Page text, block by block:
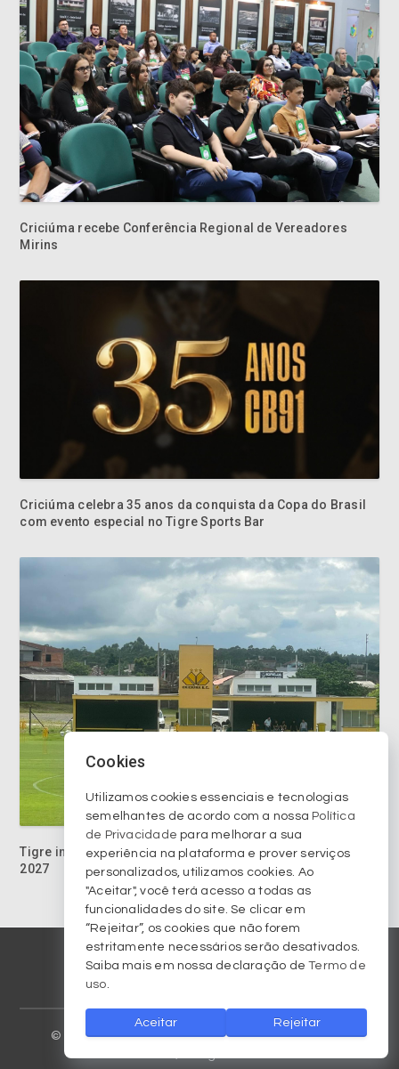
Criciúma recebe Conferência Regional de Vereadores
Mirins
Criciúma celebra 35 anos da conquista da Copa do Brasil
com evento especial no Tigre Sports Bar
Tigre intensifica preparação e mira vaga na Copa do Brasil
2027
© 2023 Copyright am570.com.br. Todos os direitos
Homepage Arquivo Colunistas Criciúma EC
Cookies
Utilizamos cookies essenciais e tecnologias
semelhantes de acordo com a nossa Política
de Privacidade para melhorar a sua
experiência na plataforma e prover serviços
personalizados, utilizamos cookies. Ao
"Aceitar", você terá acesso a todas as
funcionalidades do site. Se clicar em
“Rejeitar”, os cookies que não forem
estritamente necessários serão desativados.
Saiba mais em nossa declaração deTermo de
uso.
Aceitar Rejeitar